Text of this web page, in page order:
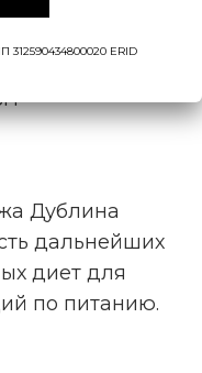
более низким
Дублина
дальнейших
диет для
по питанию.
ERID